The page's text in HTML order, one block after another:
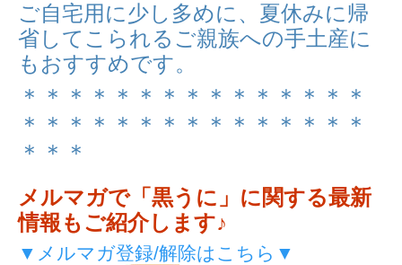
ご自宅用に少し多めに、夏休みに帰
省してこられるご親族への手土産に
もおすすめです。
＊＊＊＊＊＊＊＊＊＊＊＊＊＊＊
＊＊＊＊＊＊＊＊＊＊＊＊＊＊＊
＊＊＊
メルマガで「黒うに」に関する最新
情報もご紹介します♪
▼メルマガ登録/解除はこちら▼